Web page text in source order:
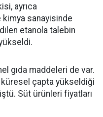
ayrıca
kimya sanayisinde
etanola talebin
gıda maddeleri de var.
küresel çapta yükseldiği
Süt ürünleri fiyatları